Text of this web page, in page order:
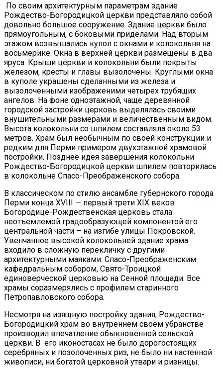
По своим архитектурным параметрам здание
Рождество-Богородицкой церкви представляло собой
довольно большое сооружение. Здание церкви было
прямоугольным, с боковыми приделами. Над вторым
этажом возвышались купол с окнами и колокольня на
восьмерике. Окна в верхней церкви размещены в два
яруса. Крыши церкви и колокольни были покрыты
железом, кресты и главы вызолочены. Круглыми окна
в куполе украшены сделанными из железа и
вызолоченными изображеними четырех трубящих
ангелов. На фоне одноэтажной, чаще деревянной
городской застройки церковь выделялась своими
внушительными размерами и величественным видом.
Высота колокольни со шпилем составляла около 53
метров. Храм был необычным по своей конструкции и
редким для Перми примером двухэтажной храмовой
постройки. Позднее идея завершения колокольни
Рождество-Богородицкой церкви шпилем повторилась
в колокольне Спасо-Преображенского собора.
В классическом по стилю ансамбле губернского города
Перми конца XVIII — первый трети XIX веков
Богородице-Рождественская церковь стала
неотъемлемой градообразующей компонентой его
центральной части – на изгибе улицы Покровской.
Увенчанное высокой колокольней здание храма
входило в сложную перекличку с другими
архитектурными маяками: Спасо-Преображенским
кафедральным собором, Свято-Троицкой
единоверческой церковью на Сенной площади. Все
храмы соразмерялись с профилем старинного
Петропавловского собора.
Несмотря на изящную постройку здания, Рождество-
Богородицкий храм во внутреннем своем убранстве
производил впечатление обыкновенной сельской
церкви. В его иконостасах не было дорогостоящих
серебряных и позолоченных риз, не было ни настенной
живописи, ни богатой церковной утвари и ризницы.